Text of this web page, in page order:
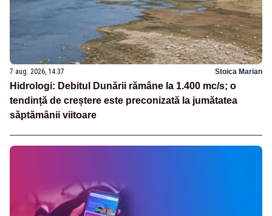
7 aug. 2026, 14:37 Stoica Marian
Hidrologi: Debitul Dunării rămâne la 1.400 mc/s; o
tendință de creștere este preconizată la jumătatea
săptămânii viitoare